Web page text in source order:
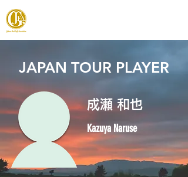
JAPAN TOUR PLAYER
成瀬 和也
Kazuya Naruse